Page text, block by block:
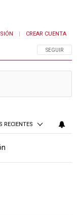
SIGA ESTA
SEGUIR
CREAR CUENTA
RECIENTES